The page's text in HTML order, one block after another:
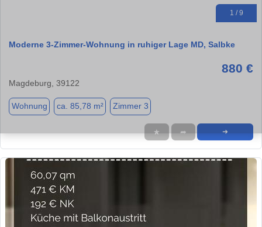
1 / 9
Moderne 3-Zimmer-Wohnung in ruhiger Lage MD, Salbke
880 €
Magdeburg, 39122
Wohnung ca. 85,78 m² Zimmer 3
★ ➦ ➜